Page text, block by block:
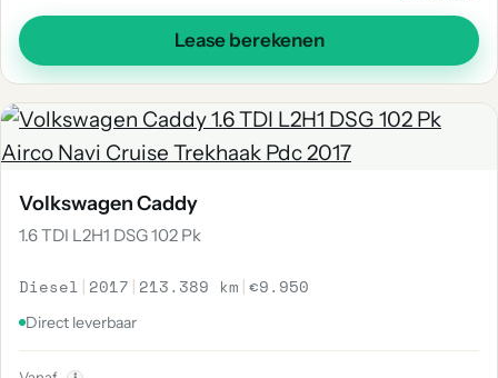
Lease berekenen
Volkswagen Caddy
1.6 TDI L2H1 DSG 102 Pk
Diesel | 2017 | 213.389 km |€9.950
Direct leverbaar